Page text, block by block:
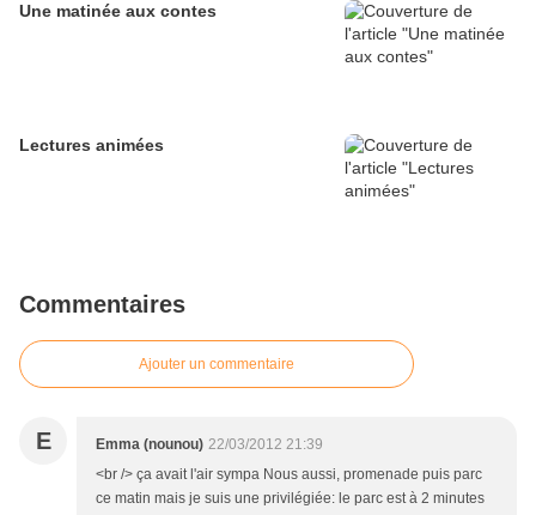
Une matinée aux contes
Lectures animées
Commentaires
Ajouter un commentaire
E Emma (nounou) 22/03/2012 21:39
<br /> ça avait l'air sympa Nous aussi, promenade puis parc
ce matin mais je suis une privilégiée: le parc est à 2 minutes